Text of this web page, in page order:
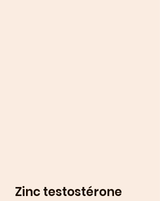
Zinc testostérone